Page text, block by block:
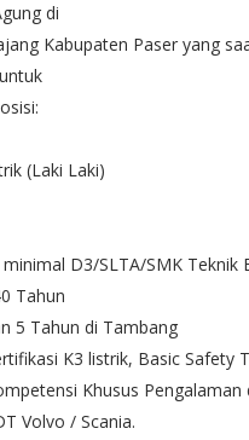
di
Kabupaten Paser yang
(Laki Laki)
D3/SLTA/SMK Teknik
Tahun
5 Tahun di Tambang
K3 listrik, Basic Safety
Khusus Pengalaman
Volvo / Scania.